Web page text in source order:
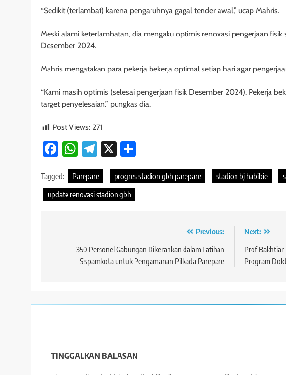
“Sedikit (terlambat) karena pengaruhnya gagal tender awal,” ucap Mahris.
Meski alami keterlambatan, dia mengaku optimis renovasi pengerjaan fisik
Desember 2024.
Mahris mengatakan para pekerja bekerja optimal setiap hari agar
“Kami masih optimis (selesai pengerjaan fisik Desember 2024). Pekerja
target penyelesaian,” pungkas dia.
Post Views: 271
Facebook
WhatsApp
Telegram
X
Tagged: Parepare progres stadion gbh parepare stadion bj habibie
update renovasi stadion gbh
Previous:
350 Personel Gabungan Dikerahkan dalam Latihan
Sispamkota untuk Pengamanan Pilkada Parepare
Next:
Prof Bakhtiar
Program
TINGGALKAN BALASAN